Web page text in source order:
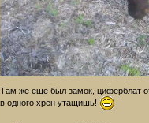
Там же еще был замок, циферблат
в одного хрен утащишь!